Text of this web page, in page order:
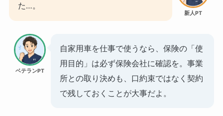
新人PT
た…。
ベテランPT
自家用車を仕事で使うなら、保険の「使
用目的」は必ず保険会社に確認を。事業
所との取り決めも、口約束ではなく契約
で残しておくことが大事だよ。